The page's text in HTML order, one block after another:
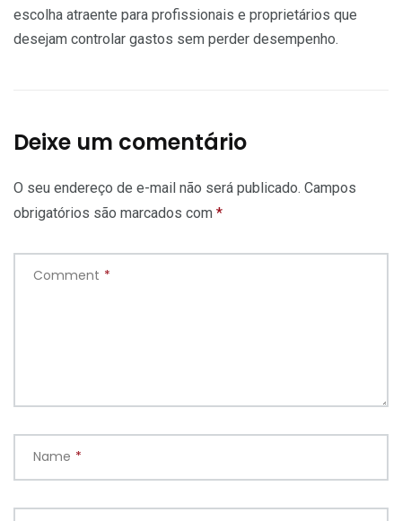
escolha atraente para profissionais e proprietários que
desejam controlar gastos sem perder desempenho.
Deixe um comentário
O seu endereço de e-mail não será publicado. Campos
obrigatórios são marcados com *
Comment *
Name *